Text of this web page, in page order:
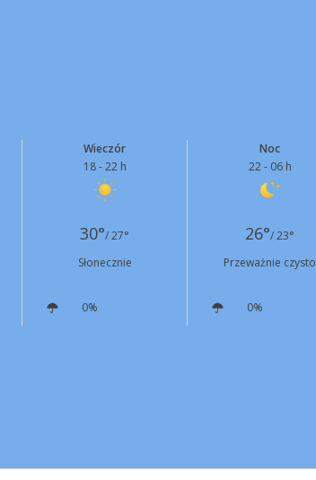
Wieczór
18 - 22 h
Noc
22 - 06 h
30°/ 27° 26°/ 23°
Słonecznie Przeważnie czysto
0%
0%